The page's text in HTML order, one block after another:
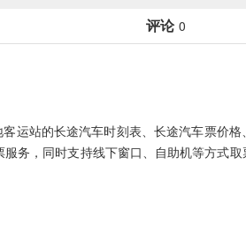
评论 0
运站的长途汽车时刻表、长途汽车票价
务，同时支持线下窗口、自助机等方式